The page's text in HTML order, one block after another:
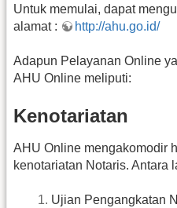
Untuk memulai, dapat
alamat :
http://ahu.go.id/
Adapun Pelayanan Online
AHU Online meliputi:
Kenotariatan
AHU Online mengakomodir
kenotariatan Notaris. Antara
Ujian Pengangkatan